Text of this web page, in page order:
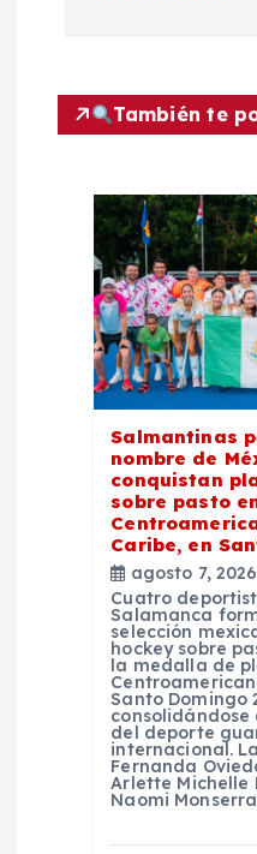
c
También te
Salmantinas
nombre de
conquistan
sobre pasto
Caribe, en
agosto 7, 2026
Cuatro
Salamanca
selección
hockey sobre
la medalla de
Santo Domingo
del deporte
internacional.
Fernanda
Arlette Michelle
Naomi